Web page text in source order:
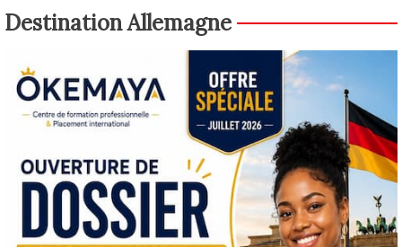
Destination Allemagne